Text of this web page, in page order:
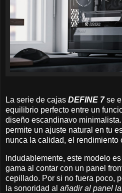
La serie de cajas DEFINE 7se
equilibrio perfecto entre un
diseño escandinavo
permite un ajuste natural en tu
nunca la calidad, el rendimiento
Indudablemente, este modelo
gama al contar con un panel
cepillado. Por si no fuera poco,
la sonoridad al añadir al panel